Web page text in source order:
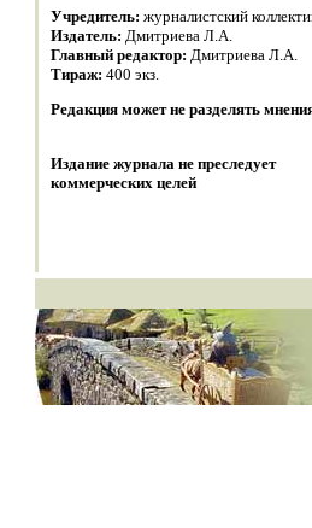
Учредитель: журналистский
Издатель: Дмитриева Л.А.
Главный редактор: Дмитриева Л.А.
Тираж: 400 экз.
Редакция может не разделять
Издание журнала не преследует
коммерческих целей